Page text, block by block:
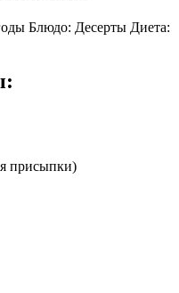
Блюдо: Десерты Диета:
присыпки)